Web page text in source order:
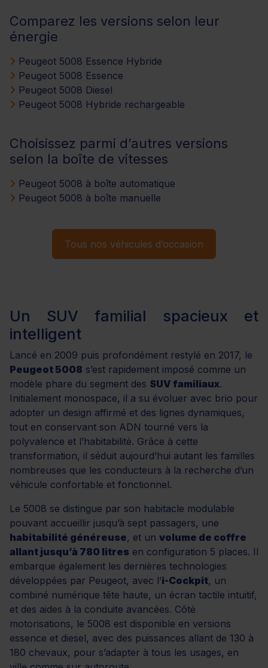
Comparez les versions selon leur
énergie
Peugeot 5008 Essence Hybride
Peugeot 5008 Essence
Peugeot 5008 Diesel
Peugeot 5008 Hybride rechargeable
Choisissez parmi d’autres versions
selon la boîte de vitesses
Peugeot 5008 à boîte automatique
Peugeot 5008 à boîte manuelle
Tous nos véhicules d’occasion
Un SUV familial spacieux et
intelligent
Lancé en 2009 puis profondément restylé en 2017, le
Peugeot 5008 s’est rapidement imposé comme un
modèle phare du segment des SUV familiaux.
Initialement monospace, il a su évoluer avec brio pour
adopter un design affirmé et des lignes dynamiques,
tout en conservant son ADN tourné vers la
polyvalence et l’habitabilité. Grâce à cette
transformation, il séduit aujourd’hui autant les familles
nombreuses que les conducteurs à la recherche d’un
véhicule confortable et fonctionnel.
Le 5008 se distingue par son habitacle modulable
pouvant accueillir jusqu’à sept passagers, une
habitabilité généreuse, et un volume de coffre
allant jusqu’à 780 litres en configuration 5 places. Il
embarque également les dernières technologies
développées par Peugeot, avec l’i-Cockpit, un
combiné numérique tête haute, un écran tactile intuitif,
et des aides à la conduite avancées. Côté
motorisations, le 5008 est disponible en versions
essence et diesel, avec des puissances allant de 130 à
180 chevaux, pour s’adapter à tous les usages, en